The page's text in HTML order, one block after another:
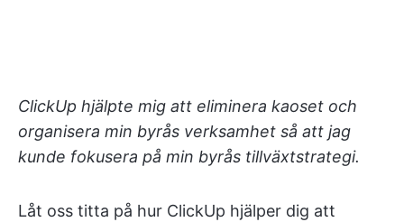
ClickUp hjälpte mig att eliminera kaoset och
organisera min byrås verksamhet så att jag
kunde fokusera på min byrås tillväxtstrategi.
Låt oss titta på hur ClickUp hjälper dig att